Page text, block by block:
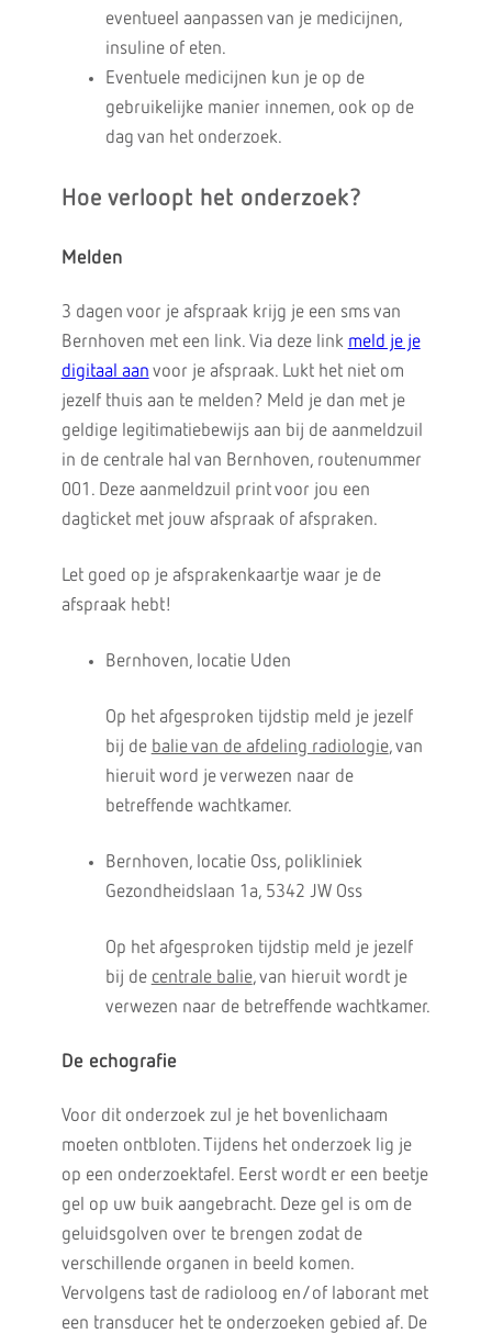
eventueel aanpassen van je medicijnen,
insuline of eten.
Eventuele medicijnen kun je op de
gebruikelijke manier innemen, ook op de
dag van het onderzoek.
Hoe verloopt het onderzoek?
Melden
3 dagen voor je afspraak krijg je een sms van
Bernhoven met een link. Via deze link meld je je
digitaal aan voor je afspraak. Lukt het niet om
jezelf thuis aan te melden? Meld je dan met je
geldige legitimatiebewijs aan bij de aanmeldzuil
in de centrale hal van Bernhoven, routenummer
001. Deze aanmeldzuil print voor jou een
dagticket met jouw afspraak of afspraken.
Let goed op je afsprakenkaartje waar je de
afspraak hebt!
Bernhoven, locatie Uden
Op het afgesproken tijdstip meld je jezelf
bij de balie van de afdeling radiologie, van
hieruit word je verwezen naar de
betreffende wachtkamer.
Bernhoven, locatie Oss, polikliniek
Gezondheidslaan 1a, 5342 JW Oss
Op het afgesproken tijdstip meld je jezelf
bij de centrale balie, van hieruit wordt je
verwezen naar de betreffende wachtkamer.
De echografie
Voor dit onderzoek zul je het bovenlichaam
moeten ontbloten. Tijdens het onderzoek lig je
op een onderzoektafel. Eerst wordt er een beetje
gel op uw buik aangebracht. Deze gel is om de
geluidsgolven over te brengen zodat de
verschillende organen in beeld komen.
Vervolgens tast de radioloog en/of laborant met
een transducer het te onderzoeken gebied af. De